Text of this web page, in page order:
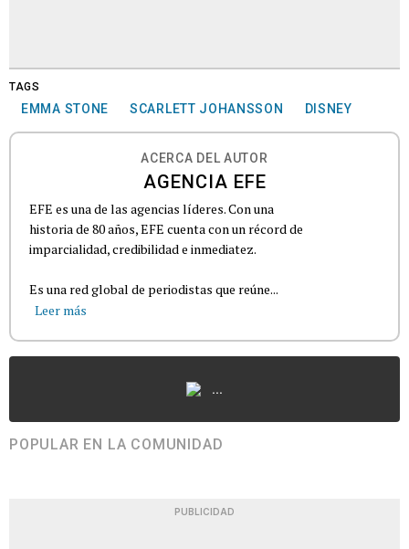
TAGS
EMMA STONE SCARLETT JOHANSSON DISNEY
ACERCA DEL AUTOR
AGENCIA EFE
EFE es una de las agencias líderes. Con una
historia de 80 años, EFE cuenta con un récord de
imparcialidad, credibilidad e inmediatez.
Es una red global de periodistas que reúne...
Leer más
...
POPULAR EN LA COMUNIDAD
PUBLICIDAD